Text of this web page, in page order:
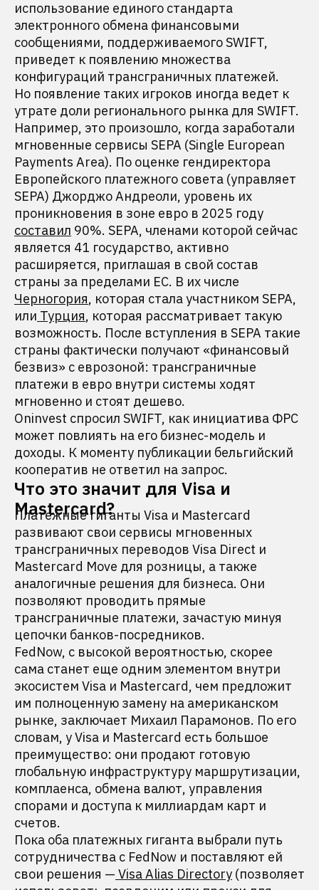
использование единого стандарта
электронного обмена финансовыми
сообщениями, поддерживаемого SWIFT,
приведет к появлению множества
конфигураций трансграничных платежей.
Но появление таких игроков иногда ведет к
утрате доли регионального рынка для SWIFT.
Например, это произошло, когда заработали
мгновенные сервисы SEPA (Single European
Payments Area). По оценке гендиректора
Европейского платежного совета (управляет
SEPA) Джорджо Андреоли, уровень их
проникновения в зоне евро в 2025 году
составил 90%. SEPA, членами которой сейчас
является 41 государство, активно
расширяется, приглашая в свой состав
страны за пределами ЕС. В их числе
Черногория, которая стала участником SEPA,
или Турция, которая рассматривает такую
возможность. После вступления в SEPA такие
страны фактически получают «финансовый
безвиз» с еврозоной: трансграничные
платежи в евро внутри системы ходят
мгновенно и стоят дешево.
Oninvest спросил SWIFT, как инициатива ФРС
может повлиять на его бизнес-модель и
доходы. К моменту публикации бельгийский
кооператив не ответил на запрос.
Что это значит для Visa и
Mastercard?
Платежные гиганты Visa и Mastercard
развивают свои сервисы мгновенных
трансграничных переводов Visa Direct и
Mastercard Move для розницы, а также
аналогичные решения для бизнеса. Они
позволяют проводить прямые
трансграничные платежи, зачастую минуя
цепочки банков-посредников.
FedNow, с высокой вероятностью, скорее
сама станет еще одним элементом внутри
экосистем Visa и Mastercard, чем предложит
им полноценную замену на американском
рынке, заключает Михаил Парамонов. По его
словам, у Visa и Mastercard есть большое
преимущество: они продают готовую
глобальную инфраструктуру маршрутизации,
комплаенса, обмена валют, управления
спорами и доступа к миллиардам карт и
счетов.
Пока оба платежных гиганта выбрали путь
сотрудничества с FedNow и поставляют ей
свои решения — Visa Alias Directory (позволяет